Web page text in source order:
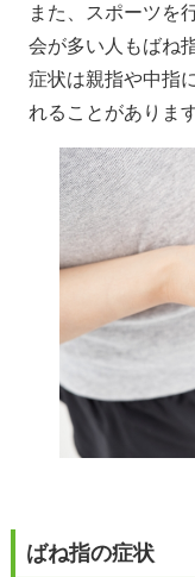
また、スポーツを
会が多い人もばね
症状は親指や中指
れることがあります
ばね指の症状